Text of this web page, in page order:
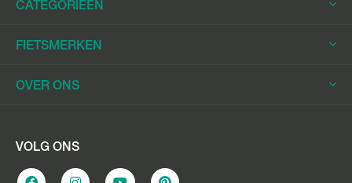
CATEGORIEËN
Elektrische Fietsen
Elektrische Racefietsen
Elektrische Longtails
Elektrische Bakfietsen
FIETSMERKEN
Trek
OVER ONS
Werkplaats
Overname e-bike
VOLG ONS